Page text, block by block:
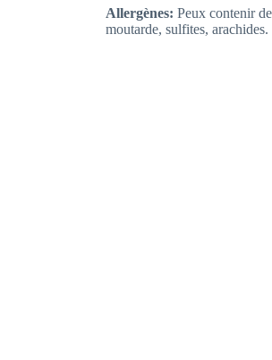
Allergènes: Peux contenir
moutarde, sulfites, arachides.